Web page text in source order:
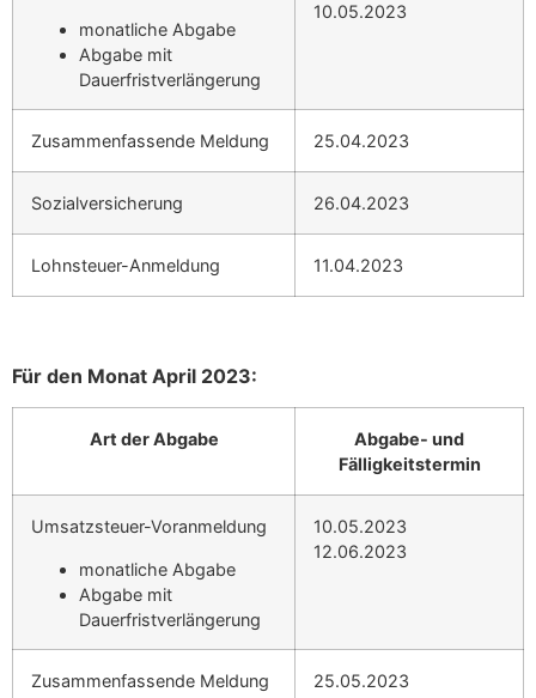
monatliche Abgabe
Abgabe mit
Dauerfristverlängerung
10.05.2023
Zusammenfassende Meldung 25.04.2023
Sozialversicherung 26.04.2023
Lohnsteuer-Anmeldung 11.04.2023
Für den Monat April 2023:
Art der Abgabe
Abgabe- und
Fälligkeitstermin
Umsatzsteuer-Voranmeldung
monatliche Abgabe
Abgabe mit
Dauerfristverlängerung
10.05.2023
12.06.2023
Zusammenfassende Meldung 25.05.2023